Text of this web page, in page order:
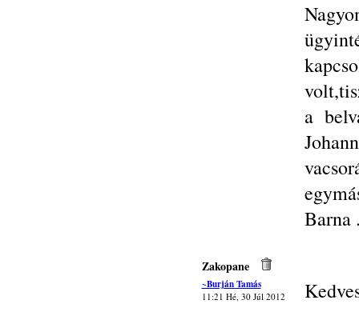
a
Barna
Zakopane
~Burján Tamás
11:21 Hé, 30 Júl 2012